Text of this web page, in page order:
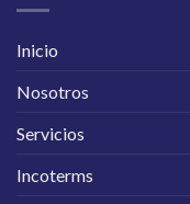
Inicio
Nosotros
Servicios
Incoterms